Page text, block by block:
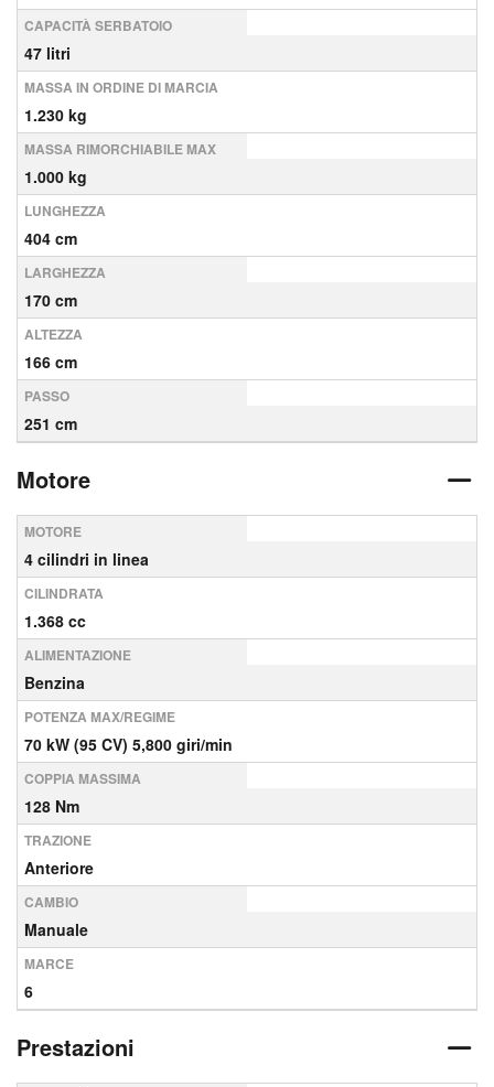
CAPACITÀ SERBATOIO
47 litri
MASSA IN ORDINE DI MARCIA
1.230 kg
MASSA RIMORCHIABILE MAX
1.000 kg
LUNGHEZZA
404 cm
LARGHEZZA
170 cm
ALTEZZA
166 cm
PASSO
251 cm
Motore
MOTORE
4 cilindri in linea
CILINDRATA
1.368 cc
ALIMENTAZIONE
Benzina
POTENZA MAX/REGIME
70 kW (95 CV) 5,800 giri/min
COPPIA MASSIMA
128 Nm
TRAZIONE
Anteriore
CAMBIO
Manuale
MARCE
6
Prestazioni